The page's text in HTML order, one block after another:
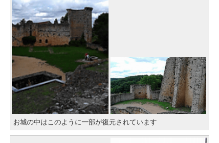
お城の中はこのように一部が復元されています